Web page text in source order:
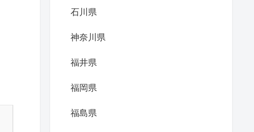
石川県
神奈川県
福井県
福岡県
福島県